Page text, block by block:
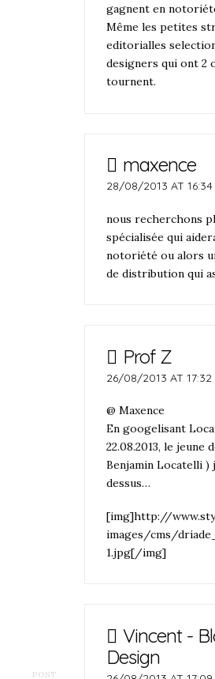
gagnent en
Même les petites
editorialles
designers qui ont 2
tournent.
maxence
28/08/2013 AT 16:34
nous recherchons
spécialisée qui
notoriété ou alors
de distribution qui
Prof Z
26/08/2013 AT 17:32
@ Maxence
En googelisant
22.08.2013, le jeune
Benjamin Locatelli )
dessus…
[img]http://
images/cms/
1.jpg[/img]
POST
Vincent -
Design